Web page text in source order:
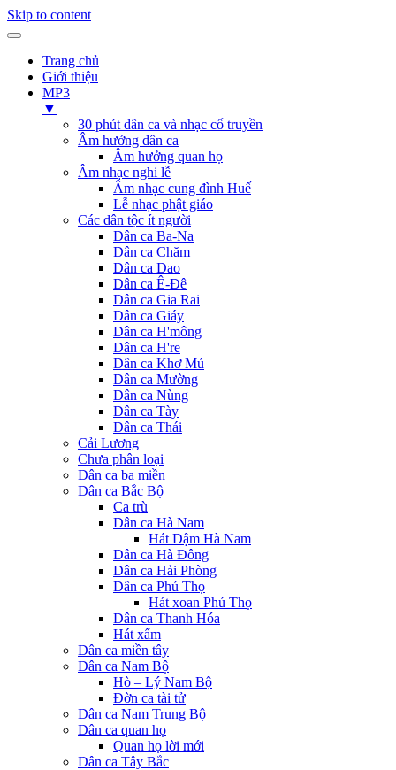
Skip to content
Trang chủ
Giới thiệu
MP3
▼
30 phút dân ca và nhạc cổ truyền
Âm hưởng dân ca
Âm hưởng quan họ
Âm nhạc nghi lễ
Âm nhạc cung đình Huế
Lễ nhạc phật giáo
Các dân tộc ít người
Dân ca Ba-Na
Dân ca Chăm
Dân ca Dao
Dân ca Ê-Đê
Dân ca Gia Rai
Dân ca Giáy
Dân ca H'mông
Dân ca H're
Dân ca Khơ Mú
Dân ca Mường
Dân ca Nùng
Dân ca Tày
Dân ca Thái
Cải Lương
Chưa phân loại
Dân ca ba miền
Dân ca Bắc Bộ
Ca trù
Dân ca Hà Nam
Hát Dậm Hà Nam
Dân ca Hà Đông
Dân ca Hải Phòng
Dân ca Phú Thọ
Hát xoan Phú Thọ
Dân ca Thanh Hóa
Hát xẩm
Dân ca miền tây
Dân ca Nam Bộ
Hò – Lý Nam Bộ
Đờn ca tài tử
Dân ca Nam Trung Bộ
Dân ca quan họ
Quan họ lời mới
Dân ca Tây Bắc